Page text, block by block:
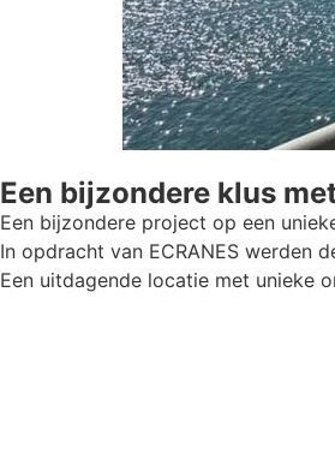
Een bijzondere klus
Een bijzondere project op een
In opdracht van ECRANES werden
Een uitdagende locatie met unieke